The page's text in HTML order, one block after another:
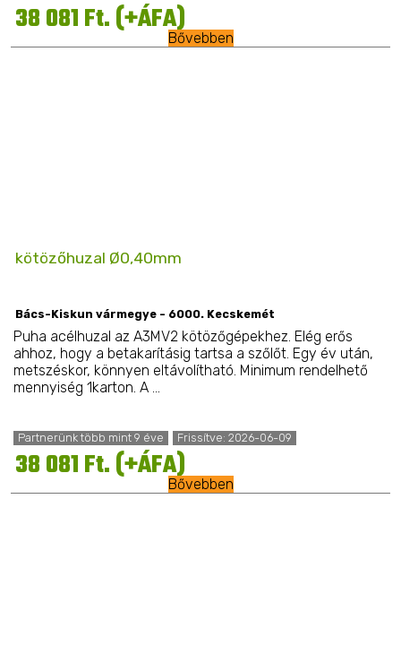
38 081 Ft. (+ÁFA)Bővebben
kötözőhuzal Ø0,40mm
Bács-Kiskun vármegye - 6000. Kecskemét
Puha acélhuzal az A3MV2 kötözőgépekhez. Elég erős
ahhoz, hogy a betakarításig tartsa a szőlőt. Egy év után,
metszéskor, könnyen eltávolítható. Minimum rendelhető
mennyiség 1karton. A ...
Partnerünk több mint 9 éve Frissítve: 2026-06-09
38 081 Ft. (+ÁFA)Bővebben